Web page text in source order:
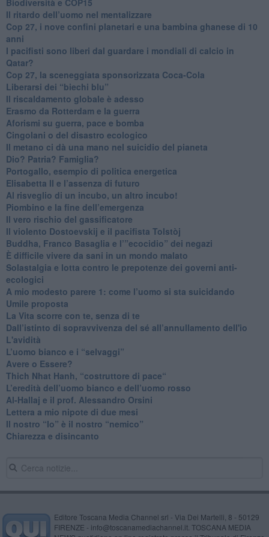
​Il ritardo dell’uomo nel mentalizzare
​Cop 27, i nove confini planetari e una bambina ghanese di 10
anni
​I pacifisti sono liberi dal guardare i mondiali di calcio in
Qatar?
​Cop 27, la sceneggiata sponsorizzata Coca-Cola
​Liberarsi dei “biechi blu”
Il riscaldamento globale è adesso
​Erasmo da Rotterdam e la guerra
​Aforismi su guerra, pace e bomba
Cingolani o del disastro ecologico
​Il metano ci dà una mano nel suicidio del pianeta
​Dio? Patria? Famiglia?
Portogallo, esempio di politica energetica
​Elisabetta II e l’assenza di futuro
Al risveglio di un incubo, un altro incubo!
​Piombino e la fine dell’emergenza
​Il vero rischio del gassificatore
​Il violento Dostoevskij e il pacifista Tolstòj
​Buddha, Franco Basaglia e l’”ecocidio” dei negazi
​È difficile vivere da sani in un mondo malato
Solastalgia e lotta contro le prepotenze dei governi anti-
ecologici
​A mio modesto parere 1: come l’uomo si sta suicidando
​Umile proposta
​La Vita scorre con te, senza di te
​Dall’istinto di sopravvivenza del sé all’annullamento dell'io
L'avidità
​L’uomo bianco e i “selvaggi”
​Avere o Essere?
​Thich Nhat Hanh, “costruttore di pace“
​L’eredità dell’uomo bianco e dell’uomo rosso
Al-Hallaj e il prof. Alessandro Orsini
​Lettera a mio nipote di due mesi
​Il nostro “Io” è il nostro “nemico”
​Chiarezza e disincanto
Editore Toscana Media Channel srl - Via Dei Martelli, 8 - 50129
FIRENZE - info@toscanamediachannel.it. TOSCANA MEDIA